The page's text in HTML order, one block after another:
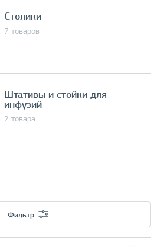
Столики
7 товаров
Штативы и стойки для
инфузий
2 товара
Фильтр